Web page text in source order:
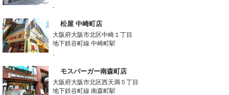
-
松屋 中崎町店
大阪府大阪市北区中崎１丁目
地下鉄谷町線 中崎町駅
-
モスバーガー南森町店
大阪府大阪市北区西天満５丁目
地下鉄谷町線 南森町駅